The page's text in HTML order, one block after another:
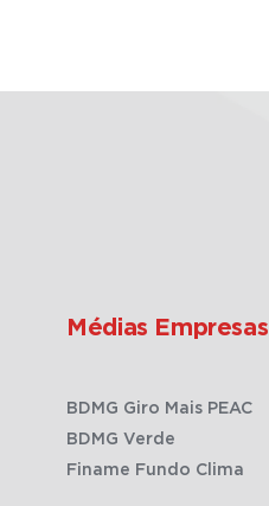
Médias Empresas
BDMG Giro Mais PEAC
BDMG Verde
Finame Fundo Clima